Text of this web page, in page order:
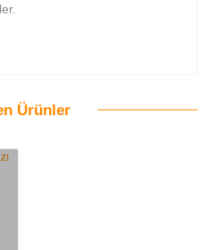
Ürünler